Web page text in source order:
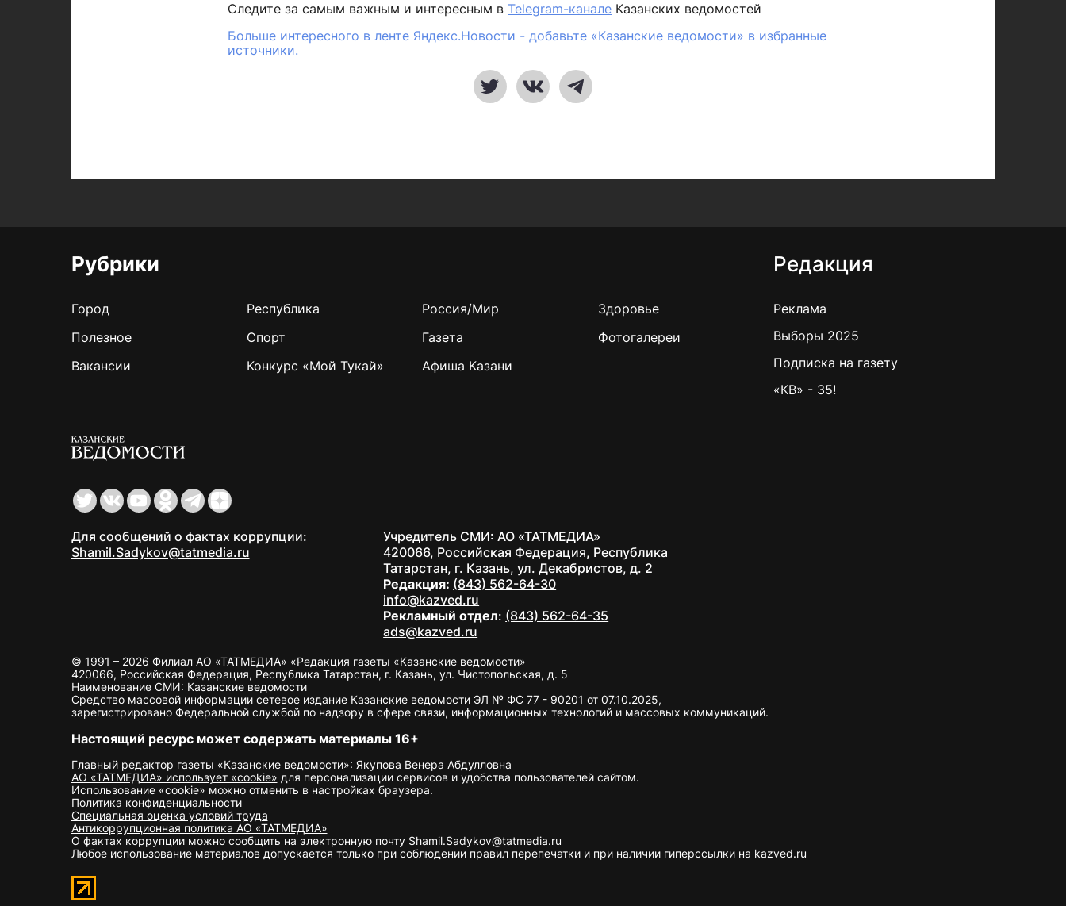
Следите за самым важным и интересным в Telegram-канале Казанских ведомостей
Больше интересного в ленте Яндекс.Новости - добавьте «Казанские ведомости» в избранные
источники.
Рубрики
Город Республика Россия/Мир
Здоровье
Полезное
Спорт Газета
Фотогалереи
Вакансии
Конкурс «Мой Тукай» Афиша Казани
Редакция
Реклама
Выборы 2025
Подписка на газету
«КВ» - 35!
Для сообщений о фактах коррупции:
Shamil.Sadykov@tatmedia.ru
Учредитель СМИ: АО «ТАТМЕДИА»
420066, Российская Федерация, Республика
Татарстан, г. Казань, ул. Декабристов, д. 2
Редакция: (843) 562-64-30
info@kazved.ru
Рекламный отдел: (843) 562-64-35
ads@kazved.ru
© 1991 – 2026 Филиал АО «ТАТМЕДИА» «Редакция газеты «Казанские ведомости»
420066, Российская Федерация, Республика Татарстан, г. Казань, ул. Чистопольская, д. 5
Наименование СМИ: Казанские ведомости
Средство массовой информации сетевое издание Казанские ведомости ЭЛ № ФС 77 - 90201 от 07.10.2025,
зарегистрировано Федеральной службой по надзору в сфере связи, информационных технологий и массовых коммуникаций.
Настоящий ресурс может содержать материалы 16+
Главный редактор газеты «Казанские ведомости»: Якупова Венера Абдулловна
АО «ТАТМЕДИА» использует «cookie» для персонализации сервисов и удобства пользователей сайтом.
Использование «cookie» можно отменить в настройках браузера.
Политика конфиденциальности
Специальная оценка условий труда
Антикоррупционная политика АО «ТАТМЕДИА»
О фактах коррупции можно сообщить на электронную почту Shamil.Sadykov@tatmedia.ru
Любое использование материалов допускается только при соблюдении правил перепечатки и при наличии гиперссылки на kazved.ru